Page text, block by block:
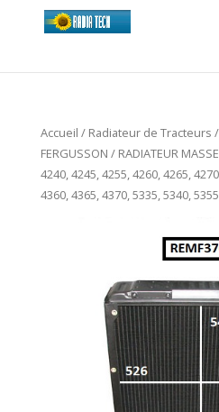
Accueil / Radiateur de Tracteurs /
FERGUSSON / RADIATEUR
4240, 4245, 4255, 4260, 4265,
4360, 4365, 4370, 5335, 5340,